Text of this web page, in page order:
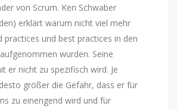
von Scrum. Ken Schwaber
erklärt warum nicht viel mehr
practices und best practices in den
wurden. Seine
er nicht zu spezifisch wird. Je
größer die Gefahr, dass er für
zu einengend wird und für